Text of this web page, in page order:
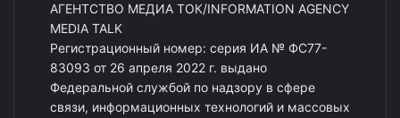
АГЕНТСТВО МЕДИА ТОК/INFORMATION AGENCY
MEDIA TALK
Регистрационный номер: серия ИА № ФС77-
83093 от 26 апреля 2022 г. выдано
Федеральной службой по надзору в сфере
связи, информационных технологий и массовых